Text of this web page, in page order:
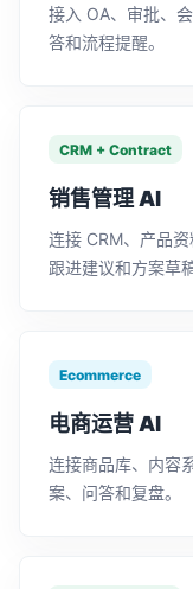
接入 OA、审批、
答和流程提醒。
CRM + Contract
销售管理 AI
连接 CRM、产品资
跟进建议和方案草稿
Ecommerce
电商运营 AI
连接商品库、内容
案、问答和复盘。